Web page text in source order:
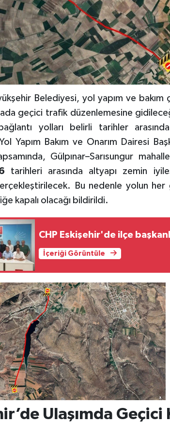
Belediyesi, yol yapım ve bakım
geçici trafik düzenlemesine
yolları belirli tarihler
Yapım Bakım ve Onarım Dairesi
Gülpınar–Sarısungur
tarihleri arasında altyapı zemin
Bu nedenle yolun
kapalı olacağı bildirildi.
CHP Eskişehir'de ilçe
İçeriği Görüntüle
Ulaşımda Geçici